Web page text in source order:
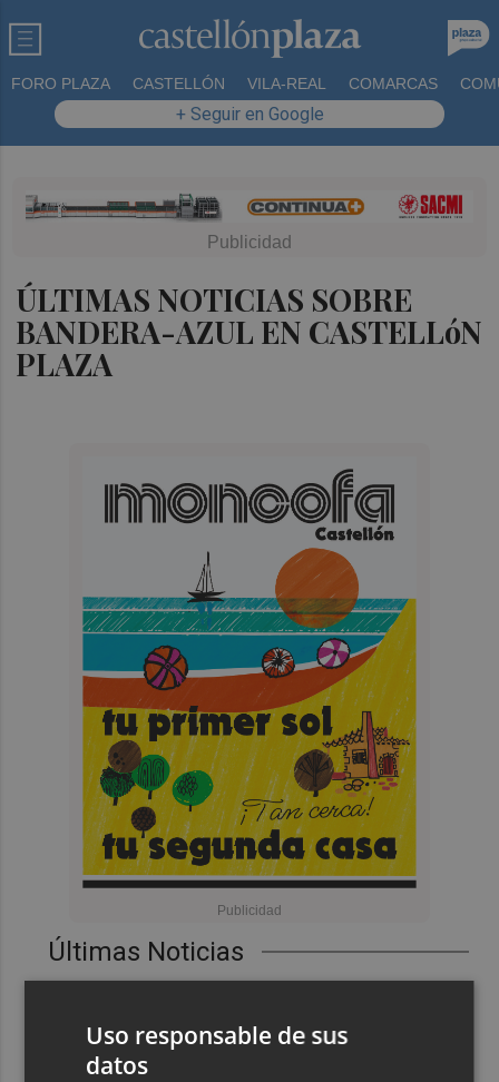
FORO PLAZA CASTELLÓN VILA-REAL COMARCAS
+ Seguir en Google
ÚLTIMAS NOTICIAS SOBRE
BANDERA-AZUL EN CASTELLóN
PLAZA
Últimas Noticias
Controlado el incendio en Sierra Engarcerán (Castellón)
Uso responsable de sus
datos